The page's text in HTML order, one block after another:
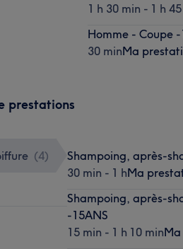
1 h 30 min - 1 h
Homme - Coupe
30 minMa
prestations
(4)
Shampoing, après-
30 min - 1 hMa
Shampoing, après-
-15ANS
15 min - 1 h 10 min